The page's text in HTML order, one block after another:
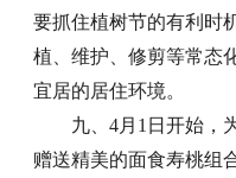
要抓住植树节的有利时
植、维护、修剪等常态
宜居的居住环境。
九、4月1日开始，
赠送精美的面食寿桃组